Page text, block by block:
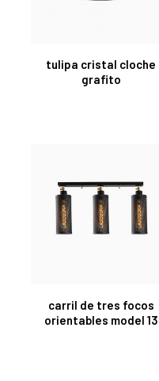
tulipa cristal cloche
grafito
carril de tres focos
orientables model 13